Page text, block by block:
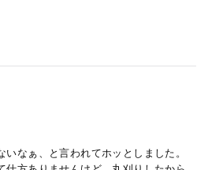
なぁ、と言われてホッとしました。